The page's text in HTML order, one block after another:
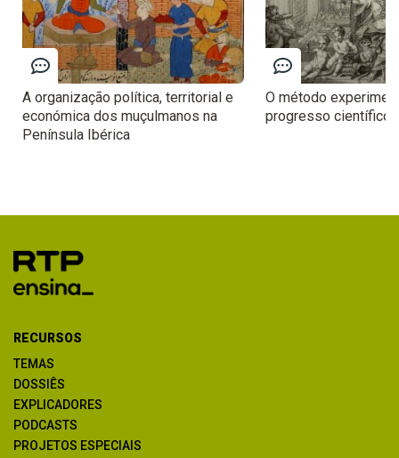
A organização política, territorial e
económica dos muçulmanos na
Península Ibérica
O método
progresso científico
RECURSOS
TEMAS
DOSSIÊS
EXPLICADORES
PODCASTS
PROJETOS ESPECIAIS